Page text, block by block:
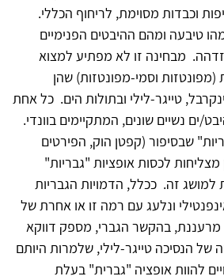
וכבדות מסוימת, לריחוף הכללי.
טיבעה ומהם ההיבטים הפנימיים
מבחינה זו לא מפתיע למצוא
(מפונטזות וסמי-מפונטזות) שהן
טייגר-לילי ובתולות הים. כל אחת
ים נשיים שונים, המתקיימים בוונדי.
שבסיפור (קפטן הוק, הפירטים
מצליחות לכסות אופציות "גבריות"
למושג זה. ככלל, הדמויות הגבריות
ונלעג עם רמה זו או אחרת של
מרעננת, בהקשר הגברי, מספק דווקא
של הנסיכה טייגר-לילי, שלמרות היותם
להוות אופציה "גברית" בעלת